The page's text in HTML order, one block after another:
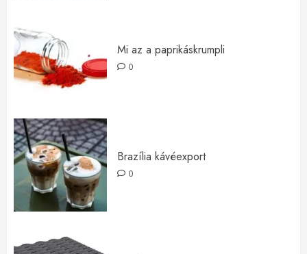
Mi az a paprikáskrumpli
0
Brazília kávéexport
0